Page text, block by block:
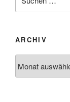
nach:
ARCHIV